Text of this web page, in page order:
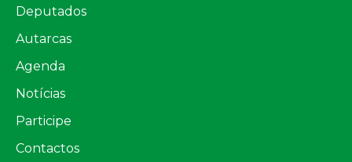
Deputados
Autarcas
Agenda
Notícias
Participe
Contactos